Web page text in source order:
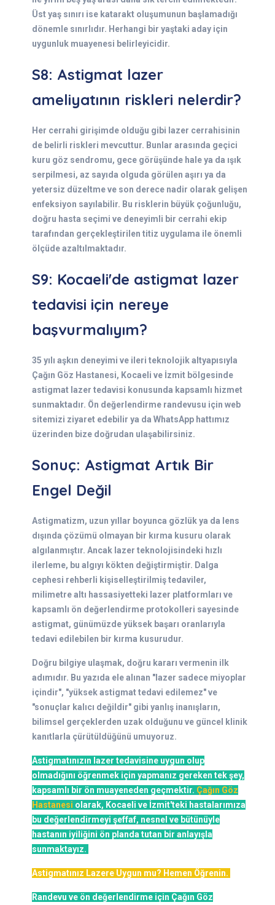
Üst yaş sınırı ise katarakt oluşumunun başlamadığı
dönemle sınırlıdır. Herhangi bir yaştaki aday için
uygunluk muayenesi belirleyicidir.
S8: Astigmat lazer
ameliyatının riskleri nelerdir?
Her cerrahi girişimde olduğu gibi lazer cerrahisinin
de belirli riskleri mevcuttur. Bunlar arasında geçici
kuru göz sendromu, gece görüşünde hale ya da ışık
serpilmesi, az sayıda olguda görülen aşırı ya da
yetersiz düzeltme ve son derece nadir olarak gelişen
enfeksiyon sayılabilir. Bu risklerin büyük çoğunluğu,
doğru hasta seçimi ve deneyimli bir cerrahi ekip
tarafından gerçekleştirilen titiz uygulama ile önemli
ölçüde azaltılmaktadır.
S9: Kocaeli'de astigmat lazer
tedavisi için nereye
başvurmalıyım?
35 yılı aşkın deneyimi ve ileri teknolojik altyapısıyla
Çağın Göz Hastanesi, Kocaeli ve İzmit bölgesinde
astigmat lazer tedavisi konusunda kapsamlı hizmet
sunmaktadır. Ön değerlendirme randevusu için web
sitemizi ziyaret edebilir ya da WhatsApp hattımız
üzerinden bize doğrudan ulaşabilirsiniz.
Sonuç: Astigmat Artık Bir
Engel Değil
Astigmatizm, uzun yıllar boyunca gözlük ya da lens
dışında çözümü olmayan bir kırma kusuru olarak
algılanmıştır. Ancak lazer teknolojisindeki hızlı
ilerleme, bu algıyı kökten değiştirmiştir. Dalga
cephesi rehberli kişiselleştirilmiş tedaviler,
milimetre altı hassasiyetteki lazer platformları ve
kapsamlı ön değerlendirme protokolleri sayesinde
astigmat, günümüzde yüksek başarı oranlarıyla
tedavi edilebilen bir kırma kusurudur.
Doğru bilgiye ulaşmak, doğru kararı vermenin ilk
adımıdır. Bu yazıda ele alınan "lazer sadece miyoplar
içindir", "yüksek astigmat tedavi edilemez" ve
"sonuçlar kalıcı değildir" gibi yanlış inanışların,
bilimsel gerçeklerden uzak olduğunu ve güncel klinik
kanıtlarla çürütüldüğünü umuyoruz.
Astigmatınızın lazer tedavisine uygun olup
olmadığını öğrenmek için yapmanız gereken tek şey,
kapsamlı bir ön muayeneden geçmektir. Çağın Göz
Hastanesi olarak, Kocaeli ve İzmit'teki hastalarımıza
bu değerlendirmeyi şeffaf, nesnel ve bütünüyle
hastanın iyiliğini ön planda tutan bir anlayışla
sunmaktayız.
Astigmatınız Lazere Uygun mu? Hemen Öğrenin.
Randevu ve ön değerlendirme için Çağın Göz